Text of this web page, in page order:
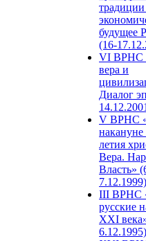
будущее
(16-
VI ВРНС
вера и
Диалог
V ВРНС
накануне
летия
Вера.
Власть»
7.12.1999)
III ВРНС
русские
XXI
6.12.1995)